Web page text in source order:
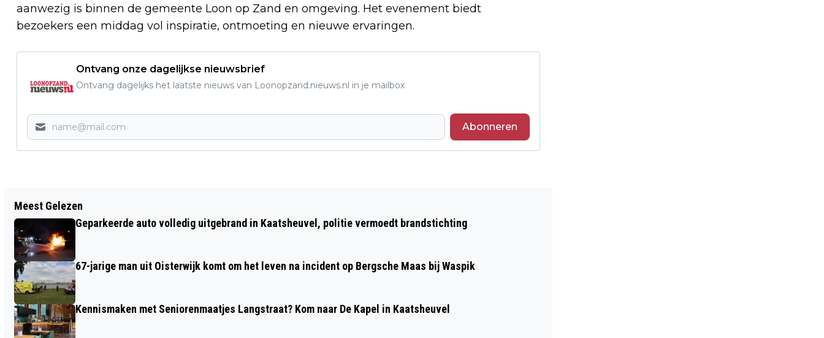
aanwezig is binnen de gemeente Loon op Zand en omgeving. Het evenement biedt
bezoekers een middag vol inspiratie, ontmoeting en nieuwe ervaringen.
Ontvang onze dagelijkse nieuwsbrief
Ontvang dagelijks het laatste nieuws van Loonopzand.nieuws.nl in je mailbox
Abonneren
MOED- & MOESTUIN IN KAATSHEUVEL
OFFICIEEL GEOPEND DOOR WETHOUDER
LOES HEIJS
BLIKSEMINSLAG EN BRAND IN
Meest Gelezen
Geparkeerde auto volledig uitgebrand in Kaatsheuvel, politie vermoedt brandstichting
67-jarige man uit Oisterwijk komt om het leven na incident op Bergsche Maas bij Waspik
Kennismaken met Seniorenmaatjes Langstraat? Kom naar De Kapel in Kaatsheuvel